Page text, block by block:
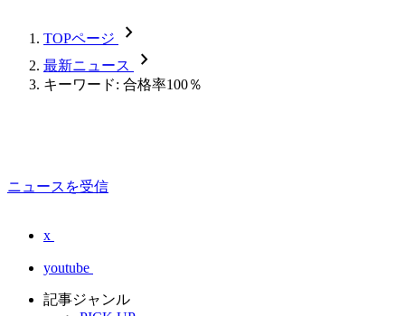
TOPページ chevron_forward
最新ニュース chevron_forward
キーワード: 合格率100％
ニュースを受信
x
youtube
記事ジャンル